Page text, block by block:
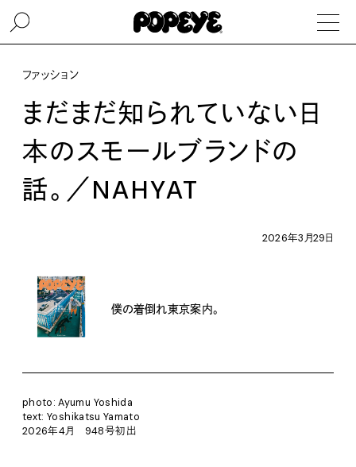
ファッション
まだまだ知られていない日
本のスモールブランドの
話。／NAHYAT
2026年3月29日
僕の着倒れ東京案内。
photo: Ayumu Yoshida
text: Yoshikatsu Yamato
2026年4月 948号初出